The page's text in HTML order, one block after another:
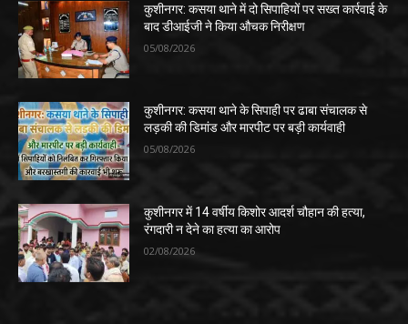
कुशीनगर: कसया थाने में दो सिपाहियों पर सख्त कार्रवाई के
बाद डीआईजी ने किया औचक निरीक्षण
05/08/2026
कुशीनगर: कसया थाने के सिपाही पर ढाबा संचालक से
लड़की की डिमांड और मारपीट पर बड़ी कार्यवाही
05/08/2026
कुशीनगर में 14 वर्षीय किशोर आदर्श चौहान की हत्या,
रंगदारी न देने का हत्या का आरोप
02/08/2026